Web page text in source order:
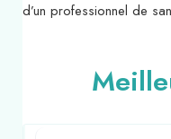
d’un professionnel de